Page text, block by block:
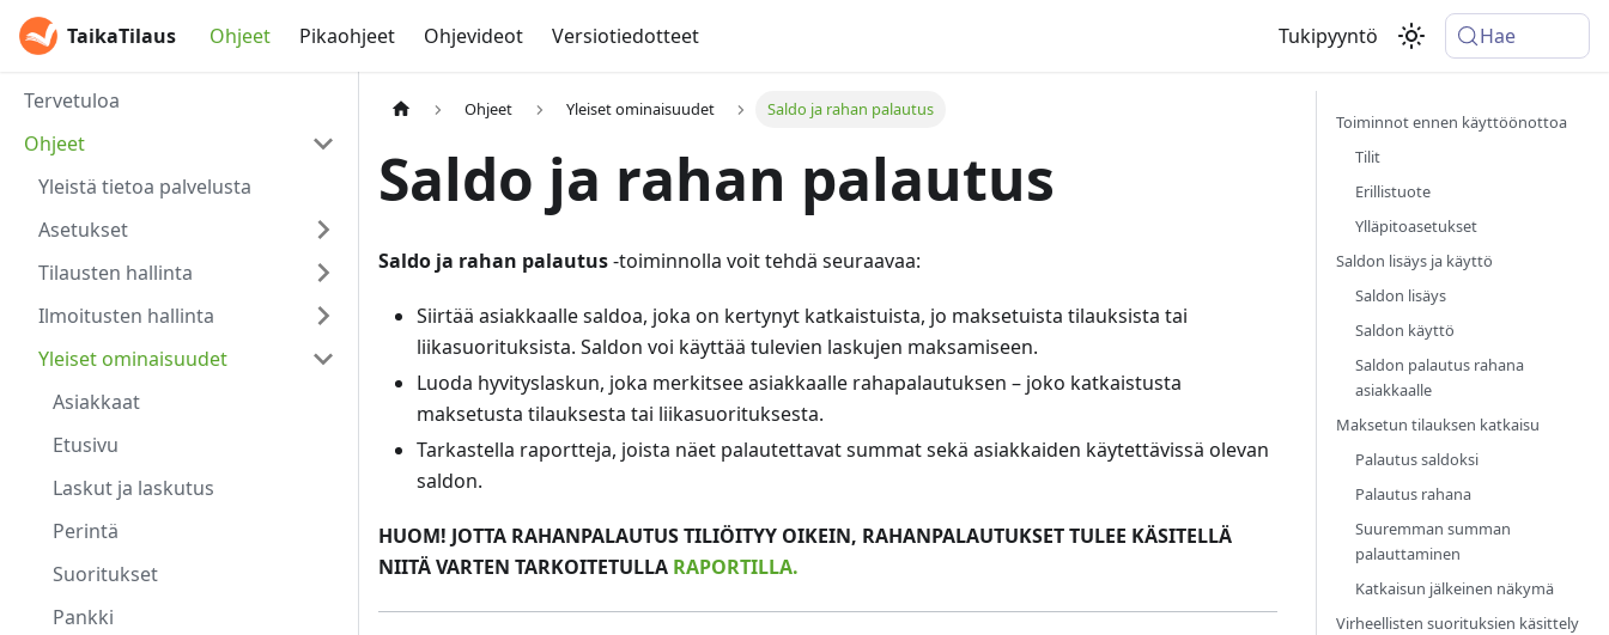
TaikaTilaus Ohjeet Pikaohjeet Ohjevideot Versiotiedotteet Tukipyyntö Hae
Tervetuloa
Ohjeet
Yleistä tietoa palvelusta
Asetukset
Tilausten hallinta
Ilmoitusten hallinta
Yleiset ominaisuudet
Asiakkaat
Etusivu
Laskut ja laskutus
Perintä
Suoritukset
Pankki
Ohjeet Yleiset ominaisuudet Saldo ja rahan palautus
Saldo ja rahan palautus
Saldo ja rahan palautus-toiminnolla voit tehdä seuraavaa:
Siirtää asiakkaalle saldoa, joka on kertynyt katkaistuista, jo maksetuista tilauksista tai
liikasuorituksista. Saldon voi käyttää tulevien laskujen maksamiseen.
Luoda hyvityslaskun, joka merkitsee asiakkaalle rahapalautuksen – joko katkaistusta
maksetusta tilauksesta tai liikasuorituksesta.
Tarkastella raportteja, joista näet palautettavat summat sekä asiakkaiden käytettävissä olevan
saldon.
HUOM! JOTTA RAHANPALAUTUS TILIÖITYY OIKEIN, RAHANPALAUTUKSET TULEE KÄSITELLÄ
NIITÄ VARTEN TARKOITETULLA RAPORTILLA.
Toiminnot ennen käyttöönottoa
Tilit
Erillistuote
Ylläpitoasetukset
Saldon lisäys ja käyttö
Saldon lisäys
Saldon käyttö
Saldon palautus rahana
asiakkaalle
Maksetun tilauksen katkaisu
Palautus saldoksi
Palautus rahana
Suuremman summan
palauttaminen
Katkaisun jälkeinen näkymä
Virheellisten suorituksien käsittely